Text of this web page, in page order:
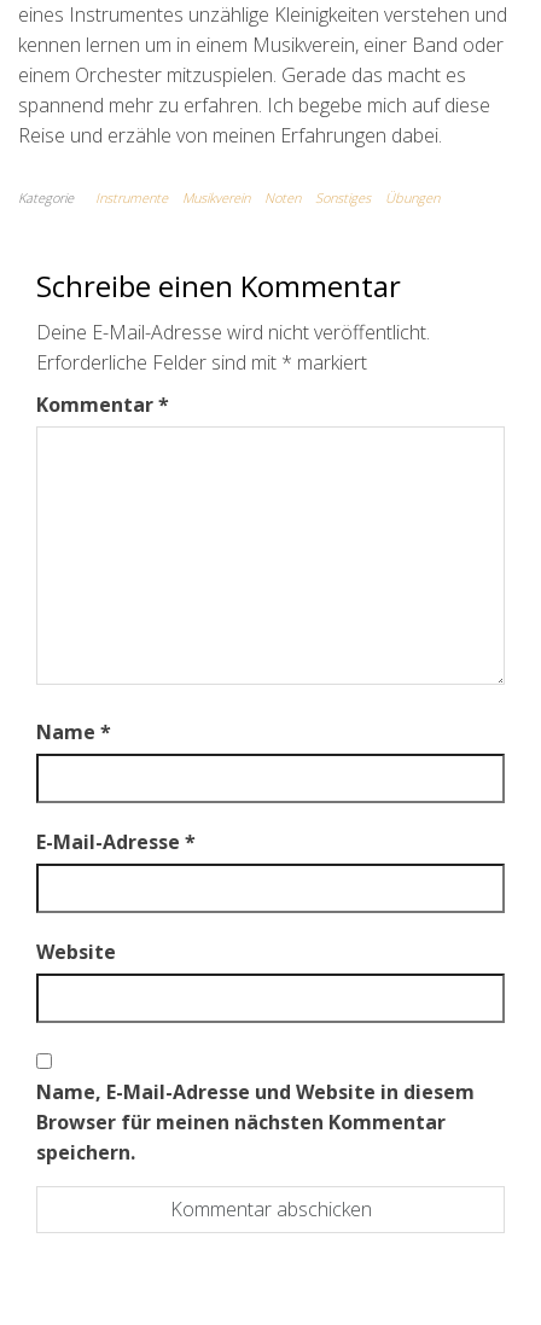
eines Instrumentes unzählige Kleinigkeiten verstehen und
kennen lernen um in einem Musikverein, einer Band oder
einem Orchester mitzuspielen. Gerade das macht es
spannend mehr zu erfahren. Ich begebe mich auf diese
Reise und erzähle von meinen Erfahrungen dabei.
Kategorie Instrumente Musikverein Noten Sonstiges Übungen
Schreibe einen Kommentar
Deine E-Mail-Adresse wird nicht veröffentlicht.
Erforderliche Felder sind mit * markiert
Kommentar*
Name *
E-Mail-Adresse *
Website
Name, E-Mail-Adresse und Website in diesem
Browser für meinen nächsten Kommentar
speichern.